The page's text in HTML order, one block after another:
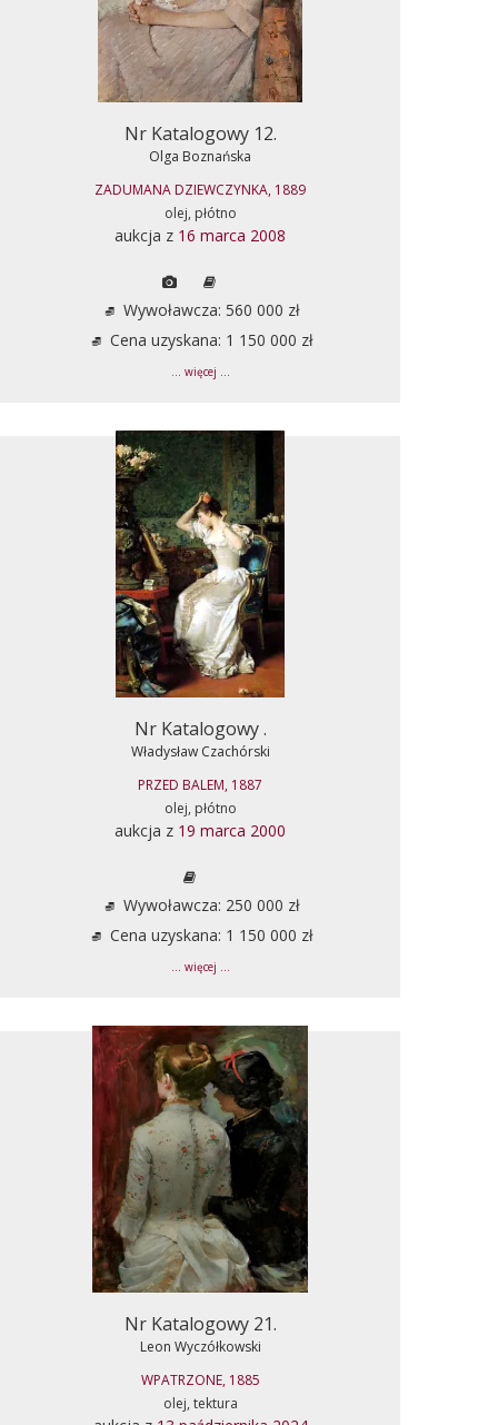
Nr Katalogowy 12.
Olga Boznańska
ZADUMANA DZIEWCZYNKA, 1889
olej, płótno
aukcja z 16 marca 2008
Wywoławcza: 560 000 zł
Cena uzyskana: 1 150 000 zł
... więcej ...
Nr Katalogowy .
Władysław Czachórski
PRZED BALEM, 1887
olej, płótno
aukcja z 19 marca 2000
Wywoławcza: 250 000 zł
Cena uzyskana: 1 150 000 zł
... więcej ...
Nr Katalogowy 21.
Leon Wyczółkowski
WPATRZONE, 1885
olej, tektura